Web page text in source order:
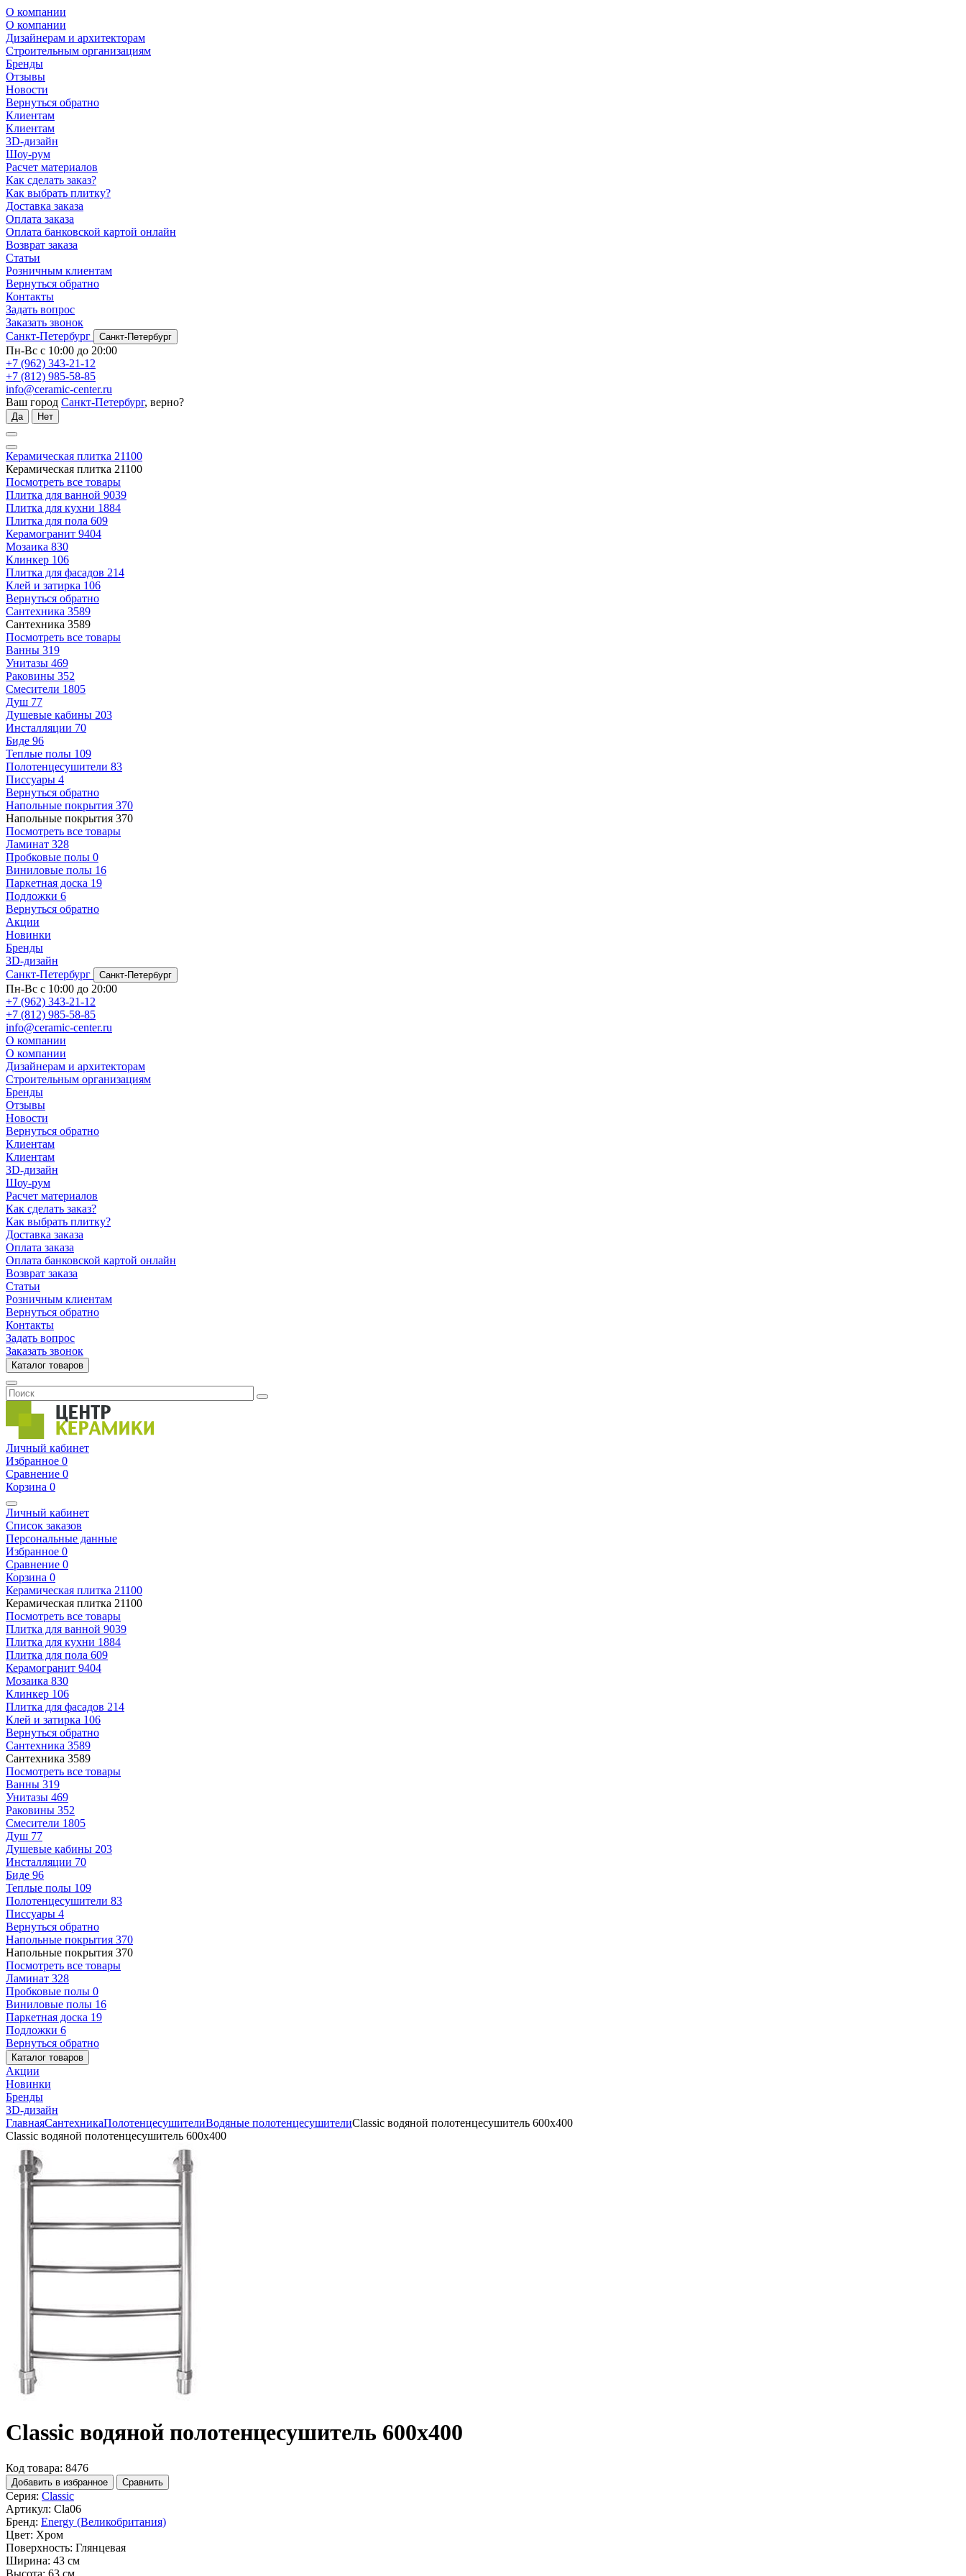
О компании
О компании
Дизайнерам и архитекторам
Строительным организациям
Бренды
Отзывы
Новости
Вернуться обратно
Клиентам
Клиентам
3D-дизайн
Шоу-рум
Расчет материалов
Как сделать заказ?
Как выбрать плитку?
Доставка заказа
Оплата заказа
Оплата банковской картой онлайн
Возврат заказа
Статьи
Розничным клиентам
Вернуться обратно
Контакты
Задать вопрос
Заказать звонок
Санкт-Петербург
Санкт-Петербург
Пн-Вс с 10:00 до 20:00
+7 (962) 343-21-12
+7 (812) 985-58-85
info@ceramic-center.ru
Ваш город Санкт-Петербург, верно?
Да Нет
Керамическая плитка 21100
Керамическая плитка 21100
Посмотреть все товары
Плитка для ванной 9039
Плитка для кухни 1884
Плитка для пола 609
Керамогранит 9404
Мозаика 830
Клинкер 106
Плитка для фасадов 214
Клей и затирка 106
Вернуться обратно
Сантехника 3589
Сантехника 3589
Посмотреть все товары
Ванны 319
Унитазы 469
Раковины 352
Смесители 1805
Душ 77
Душевые кабины 203
Инсталляции 70
Биде 96
Теплые полы 109
Полотенцесушители 83
Писсуары 4
Вернуться обратно
Напольные покрытия 370
Напольные покрытия 370
Посмотреть все товары
Ламинат 328
Пробковые полы 0
Виниловые полы 16
Паркетная доска 19
Подложки 6
Вернуться обратно
Акции
Новинки
Бренды
3D-дизайн
Санкт-Петербург
Санкт-Петербург
Пн-Вс с 10:00 до 20:00
+7 (962) 343-21-12
+7 (812) 985-58-85
info@ceramic-center.ru
О компании
О компании
Дизайнерам и архитекторам
Строительным организациям
Бренды
Отзывы
Новости
Вернуться обратно
Клиентам
Клиентам
3D-дизайн
Шоу-рум
Расчет материалов
Как сделать заказ?
Как выбрать плитку?
Доставка заказа
Оплата заказа
Оплата банковской картой онлайн
Возврат заказа
Статьи
Розничным клиентам
Вернуться обратно
Контакты
Задать вопрос
Заказать звонок
Каталог товаров
Личный кабинет
Избранное 0
Сравнение 0
Корзина 0
Личный кабинет
Список заказов
Персональные данные
Избранное 0
Сравнение 0
Корзина 0
Керамическая плитка 21100
Керамическая плитка 21100
Посмотреть все товары
Плитка для ванной 9039
Плитка для кухни 1884
Плитка для пола 609
Керамогранит 9404
Мозаика 830
Клинкер 106
Плитка для фасадов 214
Клей и затирка 106
Вернуться обратно
Сантехника 3589
Сантехника 3589
Посмотреть все товары
Ванны 319
Унитазы 469
Раковины 352
Смесители 1805
Душ 77
Душевые кабины 203
Инсталляции 70
Биде 96
Теплые полы 109
Полотенцесушители 83
Писсуары 4
Вернуться обратно
Напольные покрытия 370
Напольные покрытия 370
Посмотреть все товары
Ламинат 328
Пробковые полы 0
Виниловые полы 16
Паркетная доска 19
Подложки 6
Вернуться обратно
Каталог товаров
Акции
Новинки
Бренды
3D-дизайн
ГлавнаяСантехникаПолотенцесушителиВодяные полотенцесушителиClassic водяной полотенцесушитель 600x400
Classic водяной полотенцесушитель 600x400
Classic водяной полотенцесушитель 600x400
Код товара: 8476
Добавить в избранное Сравнить
Серия: Classic
Артикул: Cla06
Бренд: Energy (Великобритания)
Цвет: Хром
Поверхность: Глянцевая
Ширина: 43 см
Высота: 63 см